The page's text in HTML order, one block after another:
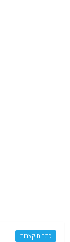
כתבות קצרות